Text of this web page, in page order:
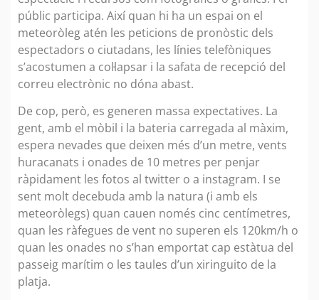
públic participa. Així quan hi ha un espai on el
meteoròleg atén les peticions de pronòstic dels
espectadors o ciutadans, les línies telefòniques
s’acostumen a col·lapsar i la safata de recepció del
correu electrònic no dóna abast.
De cop, però, es generen massa expectatives. La
gent, amb el mòbil i la bateria carregada al màxim,
espera nevades que deixen més d’un metre, vents
huracanats i onades de 10 metres per penjar
ràpidament les fotos al twitter o a instagram. I se
sent molt decebuda amb la natura (i amb els
meteoròlegs) quan cauen només cinc centímetres,
quan les ràfegues de vent no superen els 120km/h o
quan les onades no s’han emportat cap estàtua del
passeig marítim o les taules d’un xiringuito de la
platja.